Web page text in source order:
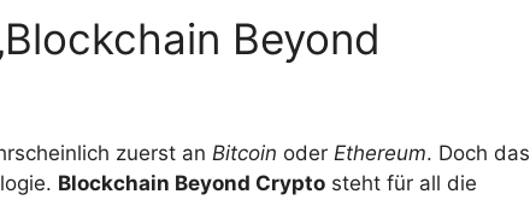
Beyond
zuerst an Bitcoin oder Ethereum. Doch das
Blockchain Beyond Crypto steht für all die